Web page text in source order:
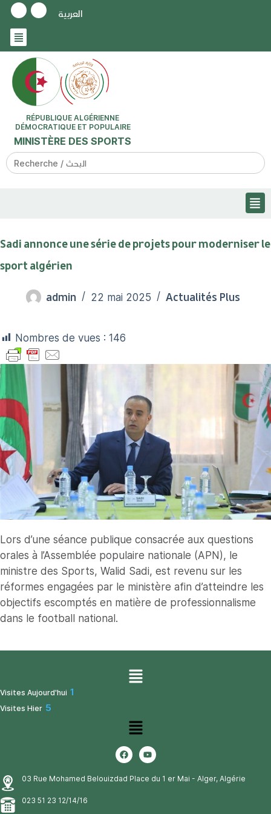
العربية
RÉPUBLIQUE ALGÉRIENNE
DÉMOCRATIQUE ET POPULAIRE
MINISTÈRE DES SPORTS
Search
for:
Sadi annonce une série de projets pour moderniser le
sport algérien
admin 22 mai 2025 Actualités Plus
Nombres de vues : 146
Lors d’une séance publique consacrée aux questions
orales à l’Assemblée populaire nationale (APN), le
ministre des Sports, Walid Sadi, est revenu sur les
réformes engagées par le ministère afin d’atteindre les
objectifs escomptés en matière de professionnalisme
dans le football national.
03 Rue Mohamed Belouizdad Place du 1 er Mai - Alger, Algérie
023 51 23 12/14/16
Visites Aujourd'hui 1
Visites Hier 5